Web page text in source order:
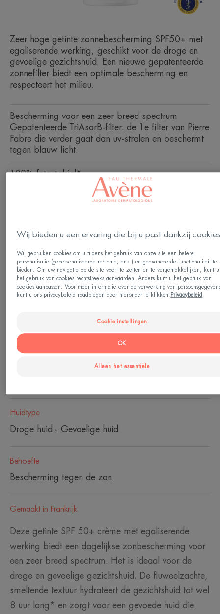
Zeer hoge getinte zonnebescherming SPF50+ met
egaliserende werking, geschikt voor de droge en
gevoelige gezichtshuid. Een nieuwe gepatenteerde
zonnefilter biedt een optimale bescherming en
respecteert het milieu.
Bescherming voor een zeer breed spectrum
Gepatenteerde TriAsorB-filter: de 1e filter van Pierre
Fabre die verder gaat dan uv-stralen en beschermt
tegen blauw licht.
100% fotostabiel*
Skin protect Ocean Respect**
*in-vitro getest
**meer informatie over www.eau-thermale-
avene.com
Volwassenen
Huidtype
Droge huid - Gevoelige huid
Behoefte
Bescherming tegen de zon
Gemaakt in Frankrijk
Deze getinte SPF 50+ crème met egaliserende
werking biedt een dagelijkse zonbescherming voor
een zeer breed spectrum. Het is ideaal voor de
droge en gevoelige gezichtshuid. De fluweelzachte,
smeltende textuur hydrateert de gezichtshuid tot wel
8 uur lang* en zorgt voor een gevoede huid die
Wij bieden u een ervaring die bij u past dankzij
Wij gebruiken cookies om u tijdens het gebruik van onze site een betere
personalisatie (gepersonaliseerde reclame, enz.) en geavanceerde functionaliteit te
bieden. Om uw navigatie op de site voort te zetten en te vergemakkelijken, kunt u
het gebruik van cookies rechtstreeks aanvaarden. Anders kunt u het gebruik van
cookies aanpassen. Voor meer informatie over de verwerking van
kunt u ons privacybeleid raadplegen door hieronder te klikken: Privacybeleid
Cookie-instellingen
Alleen het essentiële
OK